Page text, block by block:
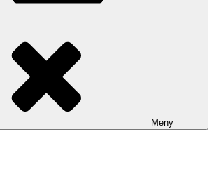
Meny